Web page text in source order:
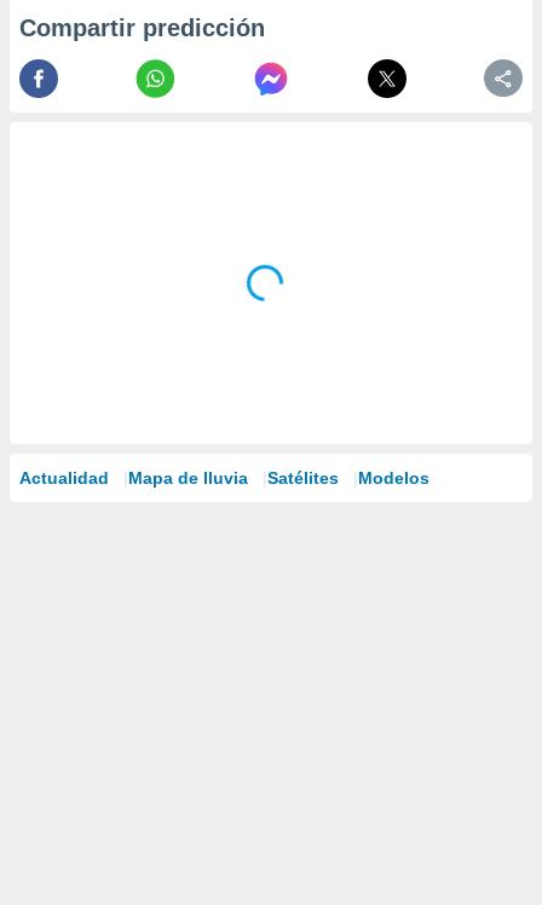
Compartir predicción
Actualidad Mapa de lluvia Satélites Modelos